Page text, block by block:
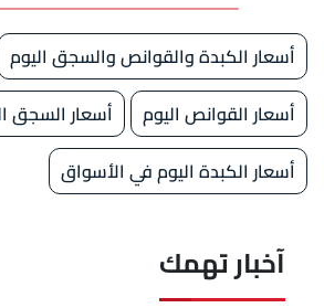
أسعار الكبدة والقوانص والسجق اليوم
أسعار القوانص اليوم
أسعار السجق
أسعار الكبدة اليوم في الأسواق
آخبار تهمك